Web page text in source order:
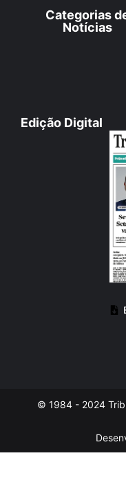
Categorias
Notícias
Edição Digital
© 1984 - 2024